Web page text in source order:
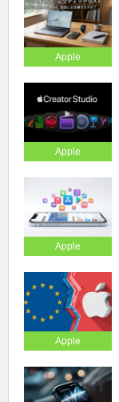
Apple
Apple
Apple
Apple